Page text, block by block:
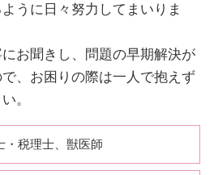
うに日々努力してまいりま
お聞きし、問題の早期解決が
、お困りの際は一人で抱えず
。
・税理士、獣医師